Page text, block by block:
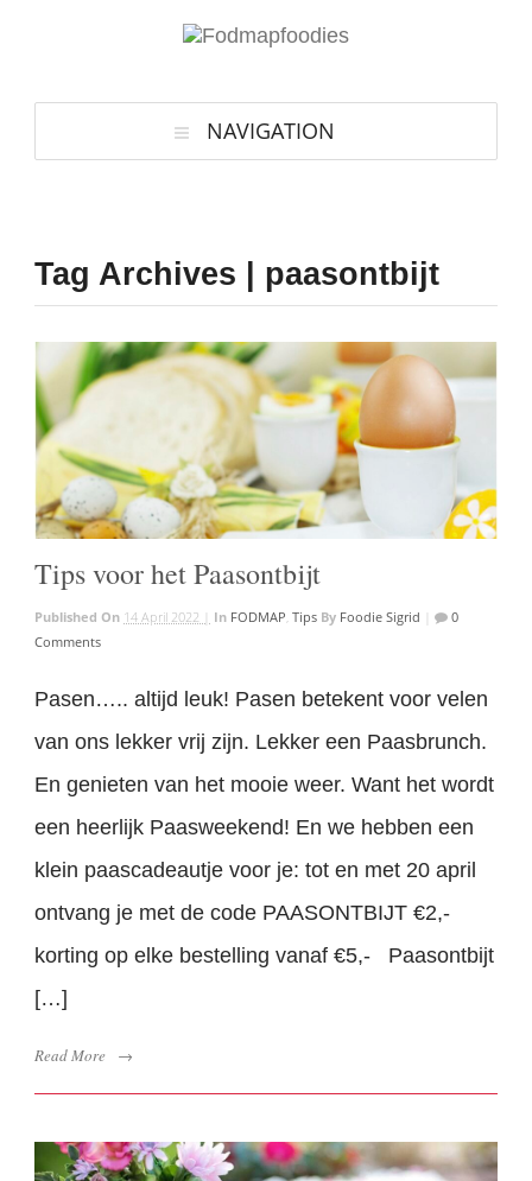
NAVIGATION
Tag Archives | paasontbijt
Tips voor het Paasontbijt
Published On 14 April 2022 | In FODMAP ,Tips By Foodie Sigrid
0
Comments
Pasen….. altijd leuk! Pasen betekent voor velen
van ons lekker vrij zijn. Lekker een Paasbrunch.
En genieten van het mooie weer. Want het wordt
een heerlijk Paasweekend! En we hebben een
klein paascadeautje voor je: tot en met 20 april
ontvang je met de code PAASONTBIJT €2,-
korting op elke bestelling vanaf €5,- Paasontbijt
[…]
Read More →